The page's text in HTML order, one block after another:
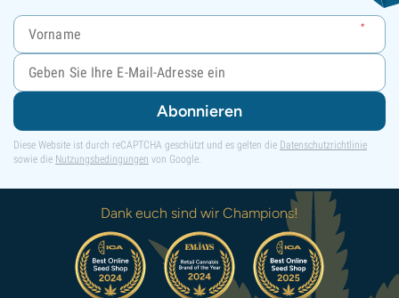
Abonnieren
Diese Website ist durch reCAPTCHA geschützt und es gelten die Datenschutzrichtlinie
sowie die Nutzungsbedingungen von Google.
Dank euch sind wir Champions!